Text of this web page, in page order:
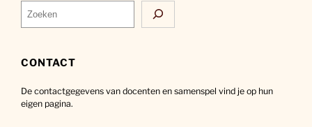
Z
o
k
n
CONTACT
De contactgegevens van docenten en samenspel vind je op hun
eigen pagina.